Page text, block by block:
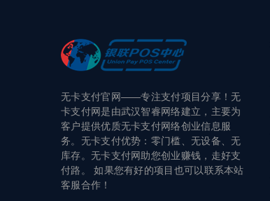
无卡支付官网——专注支付项目分享！无
卡支付网是由武汉智睿网络建立，主要为
客户提供优质无卡支付网络创业信息服
务。无卡支付优势：零门槛、无设备、无
库存。无卡支付网助您创业赚钱，走好支
付路。 如果您有好的项目也可以联系本站
客服合作！